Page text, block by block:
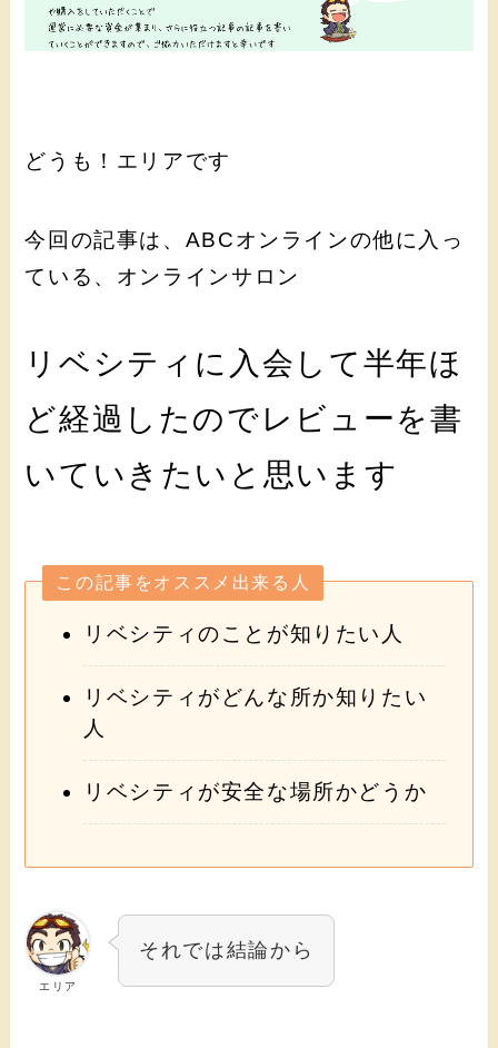
どうも！エリアです
今回の記事は、ABCオンラインの他に入っ
ている、オンラインサロン
リベシティに入会して半年ほ
ど経過したのでレビューを書
いていきたいと思います
この記事をオススメ出来る人
リベシティのことが知りたい人
リベシティがどんな所か知りたい
人
リベシティが安全な場所かどうか
エリア
それでは結論から